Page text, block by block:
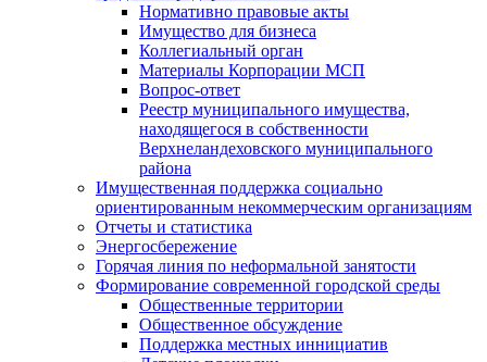
Нормативно правовые акты
Имущество для бизнеса
Коллегиальный орган
Материалы Корпорации МСП
Вопрос-ответ
Реестр муниципального имущества,
находящегося в собственности
Верхнеландеховского муниципального
района
Имущественная поддержка социально
ориентированным некоммерческим организациям
Отчеты и статистика
Энергосбережение
Горячая линия по неформальной занятости
Формирование современной городской среды
Общественные территории
Общественное обсуждение
Поддержка местных иннициатив